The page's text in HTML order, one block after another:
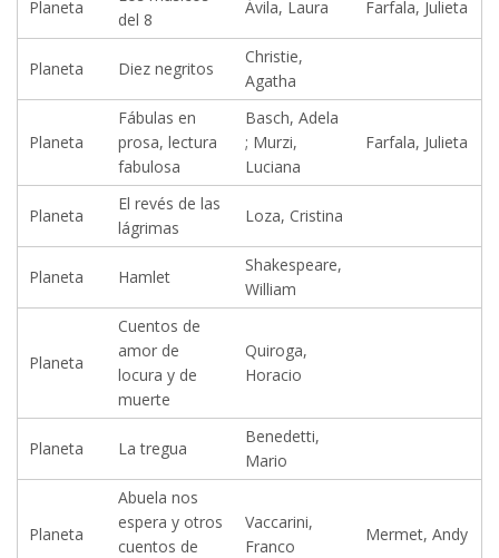
Planeta
del 8
Ávila, Laura Farfala, Julieta
Planeta Diez negritos
Christie,
Agatha
Planeta
Fábulas en
prosa, lectura
fabulosa
Basch, Adela
; Murzi,
Luciana
Farfala, Julieta
Planeta
El revés de las
lágrimas
Loza, Cristina
Planeta Hamlet
Shakespeare,
William
Planeta
Cuentos de
amor de
locura y de
muerte
Quiroga,
Horacio
Planeta La tregua
Benedetti,
Mario
Planeta
Abuela nos
espera y otros
cuentos de
Vaccarini,
Franco
Mermet, Andy